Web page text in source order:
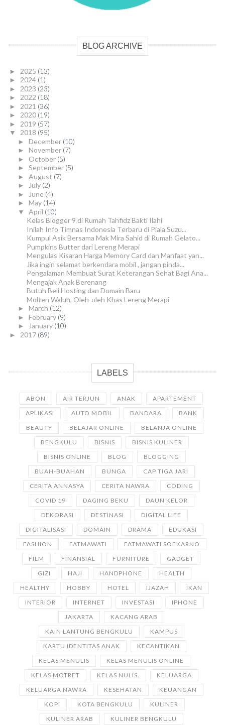
BLOG ARCHIVE
► 2025 (13)
► 2024 (1)
► 2023 (23)
► 2022 (18)
► 2021 (36)
► 2020 (19)
► 2019 (57)
▼ 2018 (95)
► December (10)
► November (7)
► October (5)
► September (5)
► August (7)
► July (2)
► June (4)
► May (14)
▼ April (10)
Kelas Blogger 9 di Rumah Tahfidz Bakti Ilahi
Inilah Info Timnas Indonesia Terbaru di Piala Suzu...
Kumpul Asik Bersama Mak Mira Sahid di Rumah Gelato...
Pumpkins Butter dari Lereng Merapi
Mengulas Kisaran Harga Memory Card dan Manfaat yan...
Jika ingin selamat berkendara mobil , jangan pinda...
Pengalaman Membuat Surat Keterangan Sehat Bagi Ana...
Mengajak Anak Berenang
Butuh Beli Hosting dan Domain Baru
Molten Waluh, Oleh-oleh Khas Lereng Merapi
► March (12)
► February (9)
► January (10)
► 2017 (89)
LABELS
ABON AIR TERJUN ANAK
APARTEMENT
APLIKASI
AUTO MOBIL BANDARA
BANK
BEAUTY
BELAJAR ONLINE
BELANJA ONLINE
BENGKULU
BISNIS
BISNIS KULINER
BISNIS ONLINE
BLOG
BLOGGING
BUAH-BUAHAN
BUNGA
CAP TIGA JARI
CERITA ANNASYA
CERITA NAWRA
CODING
COVID 19
DAGING BEKU
DAUN KELOR
DEKORASI
DESTINASI
DIGITAL LIFE
DIGITALISASI
DOMAIN DRAMA
EDUKASI
FASHION
FATMAWATI
FATMAWATI SOEKARNO
FILM
FINANSIAL FURNITURE
GADGET
GIZI
HAJI HANDPHONE
HEALTH
HEALTHY
HOBBY HOTEL IJAZAH
IKAN
INTERIOR
INTERNET INVESTASI
IPHONE
JAKARTA
KACANG ARAB
KAIN LANTUNG BENGKULU
KAMPUS
KARTU IDENTITAS ANAK
KECANTIKAN
KELAS MENULIS
KELAS MENULIS ONLINE
KELAS MOTRET
KELAS NULIS.
KELUARGA
KELUARGA NAWRA
KESEHATAN
KEUANGAN
KOPI
KOTA BENGKULU
KULINER
KULINER ARAB
KULINER BENGKULU